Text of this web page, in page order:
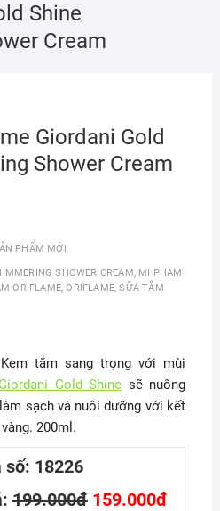
Shine
Cream
Giordani Gold
Shower Cream
PHẨM MỚI
SHOWER CREAM, MI PHAM
ORIFLAME,ORIFLAME,SỮA TẮM
tắm sang trọng với mùi
Giordani Gold Shine sẽ nuông
sạch và nuôi dưỡng với kết
200ml.
số: 18226
199.000đ 159.000đ